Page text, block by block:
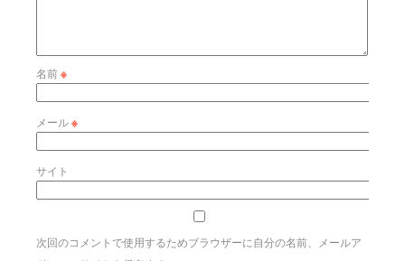
名前※
メール※
サイト
次回のコメントで使用するためブラウザーに自分の名前、メールア